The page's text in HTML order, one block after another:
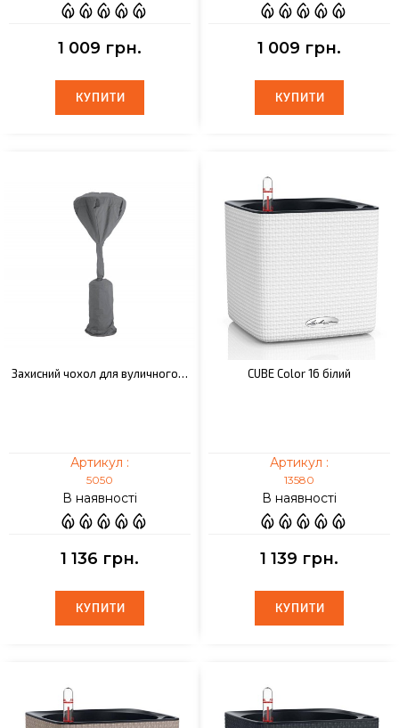
1 009 грн.
КУПИТИ
КУПИТИ
1 009 грн.
КУПИТИ
КУПИТИ
Захисний чохол для вуличного…
Артикул :
5050
В наявності
1 136 грн.
КУПИТИ
КУПИТИ
CUBE Color 16 білий
Артикул :
13580
В наявності
1 139 грн.
КУПИТИ
КУПИТИ